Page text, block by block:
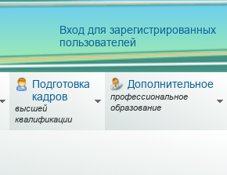
Вход для зарегистрированных
пользователей
Подготовка
кадров
высшей
квалификации
Дополнительное
профессиональное
образование